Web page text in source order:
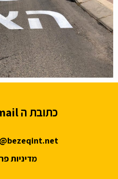
כתובת ה e-mail שלנו
מדיניות